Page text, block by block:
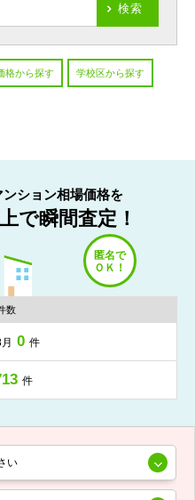
検索
格から探す 学校区から探す
ション相場価格を
で瞬間査定！
数
0 件
件